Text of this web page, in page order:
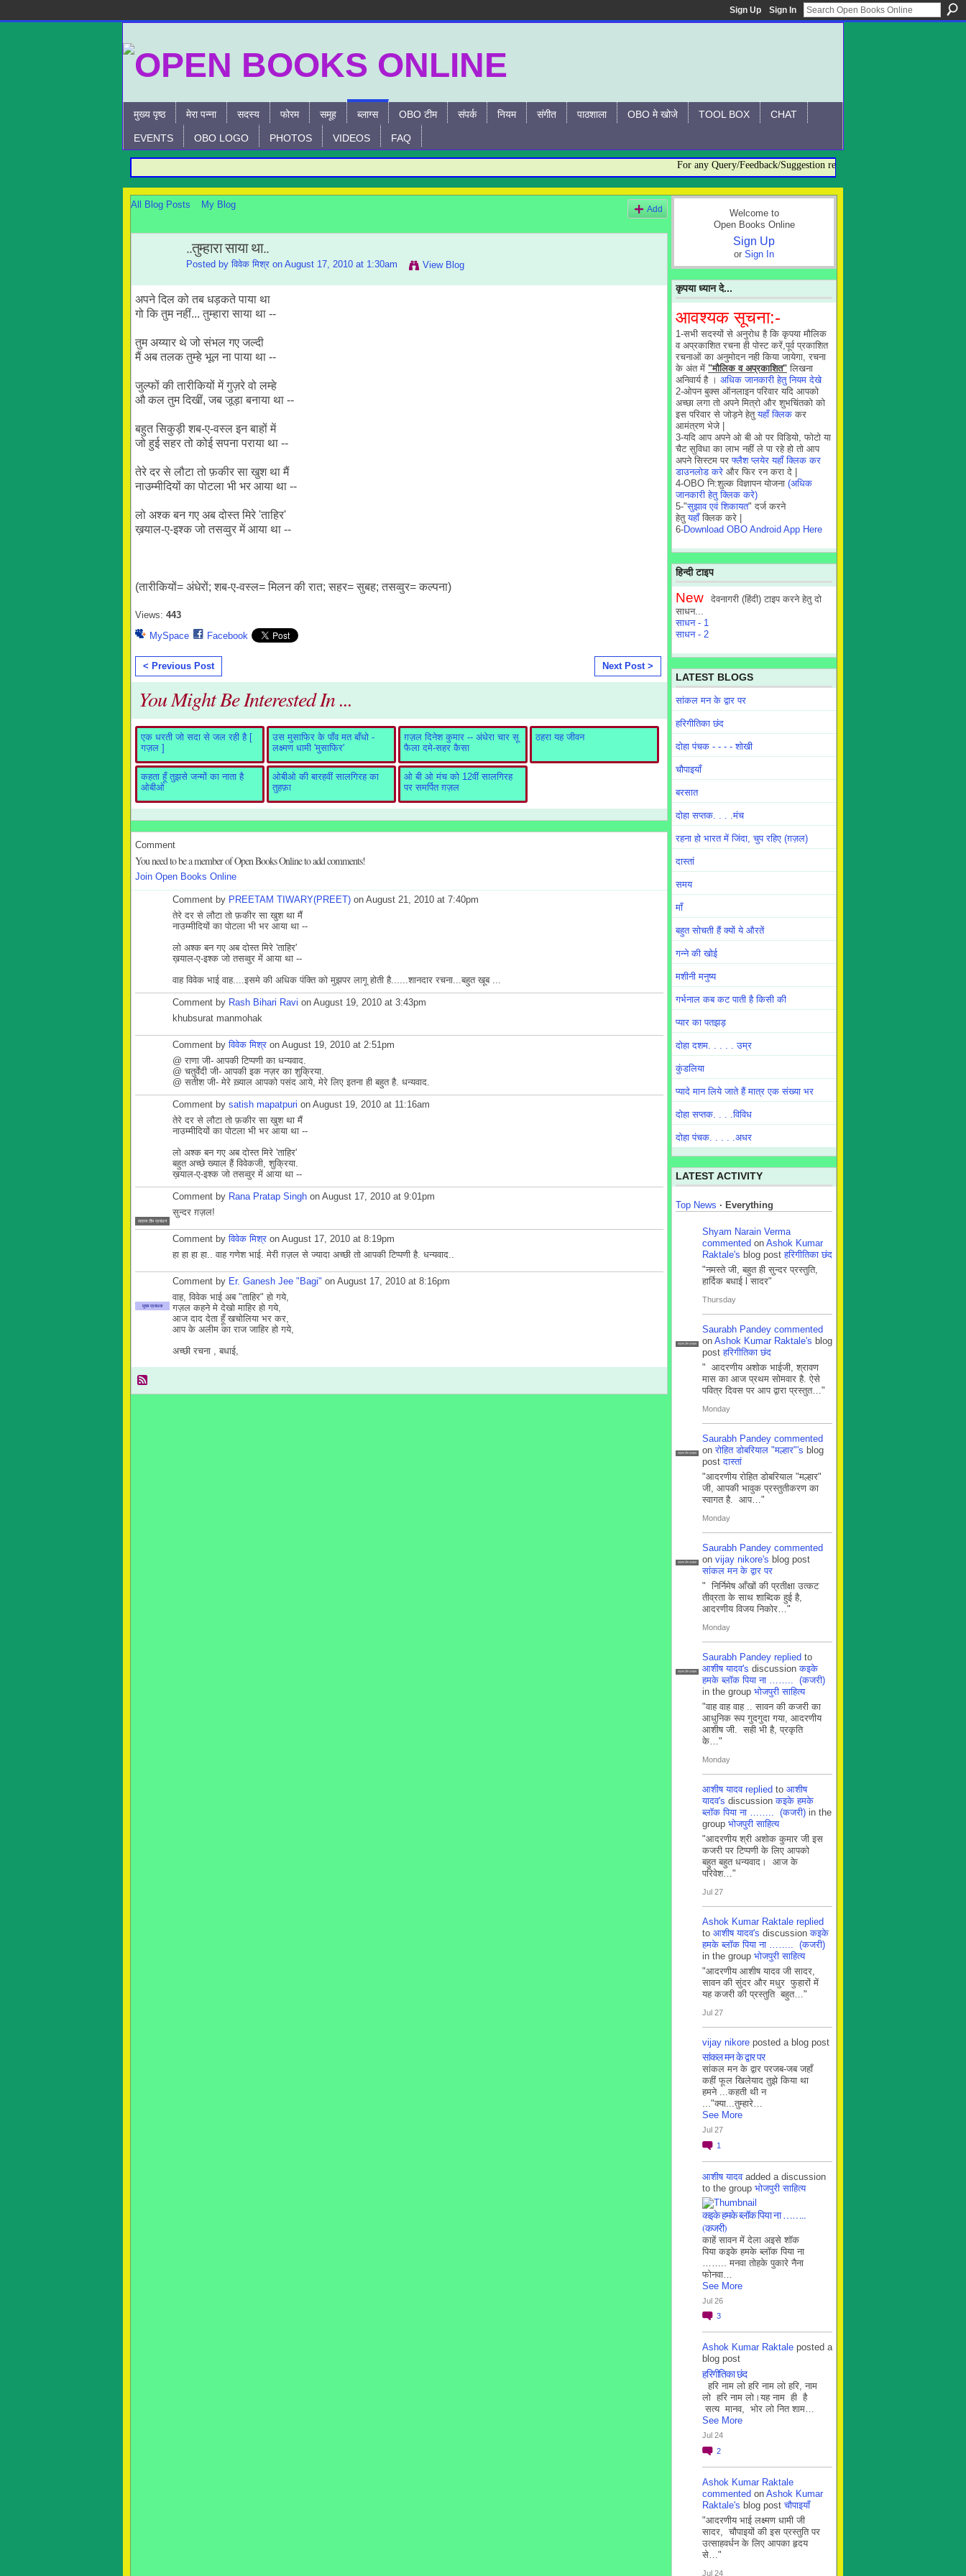
Sign Up Sign In
मुख्य पृष्ठ मेरा पन्ना सदस्य फोरम समूह ब्लाग्स OBO टीम संपर्क नियम संगीत पाठशाला OBO मे खोजे TOOL BOX CHAT
EVENTS OBO LOGO PHOTOS VIDEOS FAQ
For any Query/Feedback/Suggestion related to OBO, please contact:-
All Blog Posts My Blog Add
..तुम्हारा साया था..
Posted by विवेक मिश्र on August 17, 2010 at 1:30am View Blog
अपने दिल को तब धड़कते पाया था
गो कि तुम नहीं... तुम्हारा साया था --
तुम अय्यार थे जो संभल गए जल्दी
मैं अब तलक तुम्हे भूल ना पाया था --
जुल्फों की तारीकियों में गुज़रे वो लम्हे
औ कल तुम दिखीं, जब जूड़ा बनाया था --
बहुत सिकुड़ी शब-ए-वस्ल इन बाहों में
जो हुई सहर तो कोई सपना पराया था --
तेरे दर से लौटा तो फ़कीर सा खुश था मैं
नाउम्मीदियों का पोटला भी भर आया था --
लो अश्क बन गए अब दोस्त मिरे 'ताहिर'
ख़याल-ए-इश्क जो तसव्वुर में आया था --
(तारीकियों= अंधेरों; शब-ए-वस्ल= मिलन की रात; सहर= सुबह; तसव्वुर= कल्पना)
Views: 443
MySpace
Facebook
< Previous Post Next Post >
You Might Be Interested In ...
एक धरती जो सदा से जल रही है [
गज़ल ]
उस मुसाफिर के पाँव मत बाँधो -
लक्ष्मण धामी 'मुसाफिर'
ग़ज़ल दिनेश कुमार -- अंधेरा चार सू
फैला दमे-सहर कैसा
ठहरा यह जीवन
कहता हूँ तुझसे जन्मों का नाता है
ओबीओ
ओबीओ की बारहवीं सालगिरह का
तुहफ़ा
ओ बी ओ मंच को 12वीं सालगिरह
पर समर्पित ग़ज़ल
Comment
You need to be a member of Open Books Online to add comments!
Join Open Books Online
Comment by PREETAM TIWARY(PREET) on August 21, 2010 at 7:40pm
तेरे दर से लौटा तो फ़कीर सा खुश था मैं
नाउम्मीदियों का पोटला भी भर आया था --
लो अश्क बन गए अब दोस्त मिरे 'ताहिर'
ख़याल-ए-इश्क जो तसव्वुर में आया था --
वाह विवेक भाई वाह....इसमे की अधिक पंक्ति को मुझपर लागू होती है......शानदार रचना...बहुत खूब ...
Comment by Rash Bihari Ravi on August 19, 2010 at 3:43pm
khubsurat manmohak
Comment byविवेक मिश्र on August 19, 2010 at 2:51pm
@ राणा जी- आपकी टिप्पणी का धन्यवाद.
@ चतुर्वेदी जी- आपकी इक नज़र का शुक्रिया.
@ सतीश जी- मेरे ख़्याल आपको पसंद आये, मेरे लिए इतना ही बहुत है. धन्यवाद.
Comment by satish mapatpuri on August 19, 2010 at 11:16am
तेरे दर से लौटा तो फ़कीर सा खुश था मैं
नाउम्मीदियों का पोटला भी भर आया था --
लो अश्क बन गए अब दोस्त मिरे 'ताहिर'
बहुत अच्छे ख्याल हैं विवेकजी, शुक्रिया.
ख़याल-ए-इश्क जो तसव्वुर में आया था --
सदस्य टीम प्रबंधन
Comment by Rana Pratap Singh on August 17, 2010 at 9:01pm
सुन्दर ग़ज़ल!
Comment byविवेक मिश्र on August 17, 2010 at 8:19pm
हा हा हा हा.. वाह गणेश भाई. मेरी ग़ज़ल से ज्यादा अच्छी तो आपकी टिप्पणी है. धन्यवाद..
मुख्य प्रबंधक
Comment by Er. Ganesh Jee "Bagi" on August 17, 2010 at 8:16pm
वाह, विवेक भाई अब "ताहिर" हो गये,
गज़ल कहने मे देखो माहिर हो गये,
आज दाद देता हूँ खचोलिया भर कर,
आप के अलीम का राज जाहिर हो गये,
अच्छी रचना , बधाई,
Welcome to
Open Books Online
Sign Up
or Sign In
कृपया ध्यान दे...
आवश्यक सूचना:-
1-सभी सदस्यों से अनुरोध है कि कृपया मौलिक
व अप्रकाशित रचना ही पोस्ट करें,पूर्व प्रकाशित
रचनाओं का अनुमोदन नही किया जायेगा, रचना
के अंत में "मौलिक व अप्रकाशित" लिखना
अनिवार्य है । अधिक जानकारी हेतु नियम देखे
2-ओपन बुक्स ऑनलाइन परिवार यदि आपको
अच्छा लगा तो अपने मित्रो और शुभचिंतको को
इस परिवार से जोड़ने हेतुयहाँ क्लिक कर
आमंत्रण भेजे |
3-यदि आप अपने ओ बी ओ पर विडियो, फोटो या
चैट सुविधा का लाभ नहीं ले पा रहे हो तो आप
अपने सिस्टम परफ्लैश प्लयेर यहाँ क्लिक कर
डाउनलोड करे और फिर रन करा दे |
4-OBO नि:शुल्क विज्ञापन योजना (अधिक
जानकारी हेतु क्लिक करे)
5-"सुझाव एवं शिकायत" दर्ज करने
हेतुयहाँक्लिक करे |
6-Download OBO Android App Here
हिन्दी टाइप
New
देवनागरी (हिंदी) टाइप करने हेतु दो
साधन...
साधन - 1
साधन - 2
LATEST BLOGS
सांकल मन के द्वार पर
हरिगीतिका छंद
दोहा पंचक - - - - शोखी
चौपाइयाँ
बरसात
दोहा सप्तक. . . .मंच
रहना हो भारत में जिंदा, चुप रहिए (ग़ज़ल)
दास्तां
समय
माँ
बहुत सोचती हैं क्यों ये औरतें
गन्ने की खोई
मशीनी मनुष्य
गर्भनाल कब कट पाती है किसी की
प्यार का पतझड़
दोहा दशम. . . . . उम्र
कुंडलिया
प्यादे मान लिये जाते हैं मात्र एक संख्या भर
दोहा सप्तक. . . .विविध
दोहा पंचक. . . . .अधर
LATEST ACTIVITY
Top News · Everything
Shyam Narain Verma
commented on Ashok Kumar
Raktale's blog postहरिगीतिका छंद
"नमस्ते जी, बहुत ही सुन्दर प्रस्तुति,
हार्दिक बधाई l सादर"
Thursday
सदस्य टीम प्रबंधन
Saurabh Pandey commented
on Ashok Kumar Raktale's blog
postहरिगीतिका छंद
" आदरणीय अशोक भाईजी, श्रावण
मास का आज प्रथम सोमवार है. ऐसे
पवित्र दिवस पर आप द्वारा प्रस्तुत…"
Monday
सदस्य टीम प्रबंधन
Saurabh Pandey commented
onरोहित डोबरियाल "मल्हार"'s blog
postदास्तां
"आदरणीय रोहित डोबरियाल "मल्हार"
जी, आपकी भावुक प्रस्तुतीकरण का
स्वागत है. आप…"
Monday
सदस्य टीम प्रबंधन
Saurabh Pandey commented
on vijay nikore's blog post
सांकल मन के द्वार पर
" निर्निमेष आँखों की प्रतीक्षा उत्कट
तीव्रता के साथ शाब्दिक हुई है,
आदरणीय विजय निकोर…"
Monday
सदस्य टीम प्रबंधन
Saurabh Pandey replied to
आशीष यादव's discussionकइके
हमके ब्लाॅक पिया ना …….. (कजरी)
in the group भोजपुरी साहित्य
"वाह वाह वाह .. सावन की कजरी का
आधुनिक रूप गुदगुदा गया, आदरणीय
आशीष जी. सही भी है, प्रकृति
के…"
Monday
आशीष यादव replied to आशीष
यादव's discussionकइके हमके
ब्लाॅक पिया ना …….. (कजरी) in the
group भोजपुरी साहित्य
"आदरणीय श्री अशोक कुमार जी इस
कजरी पर टिप्पणी के लिए आपको
बहुत बहुत धन्यवाद। आज के
परिवेश…"
Jul 27
Ashok Kumar Raktale replied
to आशीष यादव's discussionकइके
हमके ब्लाॅक पिया ना …….. (कजरी)
in the group भोजपुरी साहित्य
"आदरणीय आशीष यादव जी सादर,
सावन की सुंदर और मधुर फुहारों में
यह कजरी की प्रस्तुति बहुत…"
Jul 27
vijay nikore posted a blog post
सांकल मन के द्वार पर
सांकल मन के द्वार परजब-जब जहाँ
कहीं फूल खिलेयाद तुझे किया था
हमने ...कहती थी न
..."क्या...तुम्हारे…
See More
Jul 27
1
आशीष यादवadded a discussion
to the group भोजपुरी साहित्य
कइके हमके ब्लाॅक पिया ना ……..
(कजरी)
काहें सावन में देला अइसे शॉक
पिया कइके हमके ब्लाॅक पिया ना
…….. मनवा तोहके पुकारे नैना
फोनवा…
See More
Jul 26
3
Ashok Kumar Raktale posted a
blog post
हरिगीतिका छंद
हरि नाम लो हरि नाम लो हरि, नाम
लो हरि नाम लो।यह नाम ही है
सत्य मानव, भोर लो नित शाम…
See More
Jul 24
2
Ashok Kumar Raktale
commented on Ashok Kumar
Raktale's blog postचौपाइयाँ
"आदरणीय भाई लक्ष्मण धामी जी
सादर, चौपाइयों की इस प्रस्तुति पर
उत्साहवर्धन के लिए आपका हृदय
से…"
Jul 24